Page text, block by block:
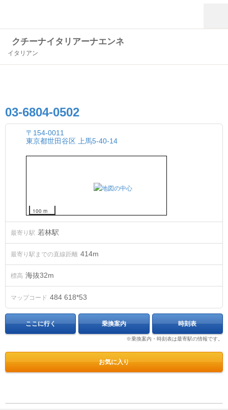
クチーナイタリアーナエンネ
イタリアン
03-6804-0502
〒154-0011
東京都世田谷区 上馬5-40-14
100 m
最寄り駅 若林駅
最寄り駅までの直線距離 414m
標高 海抜32m
マップコード 484 618*53
ここに行く 乗換案内 時刻表
※乗換案内・時刻表は最寄駅の情報です。
お気に入り